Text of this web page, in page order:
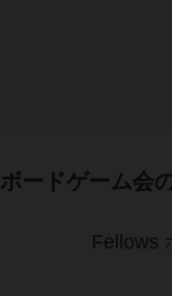
ボードゲーム会
Fellows